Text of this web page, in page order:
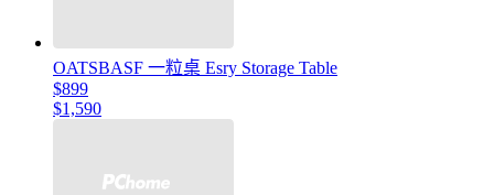
OATSBASF 一粒桌 Esry Storage Table
$899
$1,590